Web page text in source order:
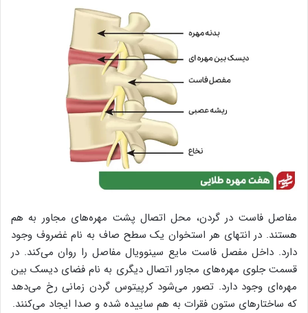
مفاصل فاست در گردن، محل اتصال پشت مهره‌های مجاور به هم
هستند. در انتهای هر استخوان یک سطح صاف به نام غضروف وجود
دارد. داخل مفصل فاست مایع سینوویال مفاصل را روان می‌کند. در
قسمت جلوی مهره‌های مجاور اتصال دیگری به نام فضای دیسک بین
مهره‌ای وجود دارد. تصور می‌شود کرپیتوس گردن زمانی رخ می‌دهد
که ساختارهای ستون فقرات به هم ساییده ‌شده و صدا ایجاد می‌کنند.